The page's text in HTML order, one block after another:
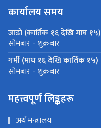
कार्यालय समय
जाडो (कार्तिक १६ देखि माघ १५)
सोमबार - शुक्रबार
गर्मी (माघ १६ देखि कार्तिक १५)
सोमबार - शुक्रबार
महत्त्वपूर्ण लिङ्कहरू
अर्थ मन्त्रालय